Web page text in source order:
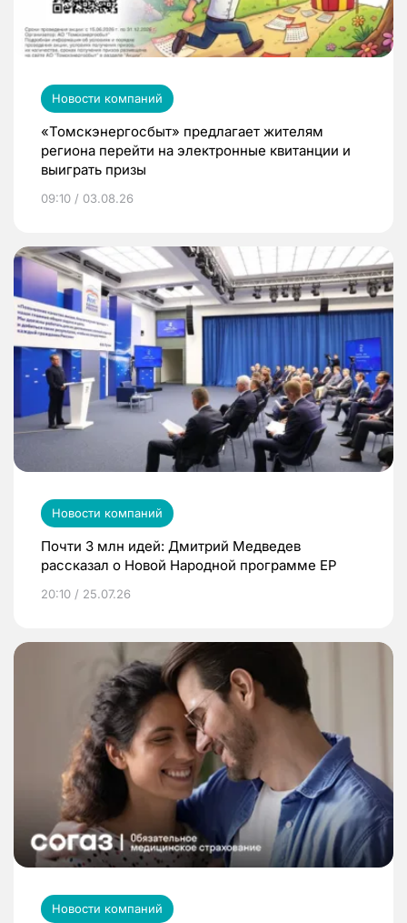
Новости компаний
«Томскэнергосбыт» предлагает жителям
региона перейти на электронные квитанции и
выиграть призы
09:10 / 03.08.26
Новости компаний
Почти 3 млн идей: Дмитрий Медведев
рассказал о Новой Народной программе ЕР
20:10 / 25.07.26
Новости компаний